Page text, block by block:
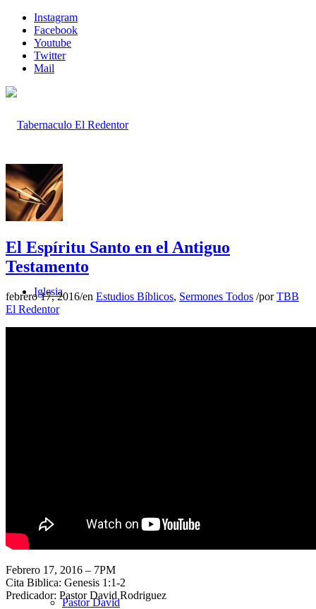
Instagram
Facebook
Youtube
Twitter
Mail
Inicio
Iglesia
Campaña Pro-templo
Pastor David
El Espíritu Santo en el Antiguo
Testamento
febrero 17, 2016/en Estudios Bíblicos, Sermones Todos /porTBB
El Redentor
Febrero 17, 2016 – 7PM
Cita Biblica: Genesis 1:1-2
Predicador: Pastor David Rodriguez